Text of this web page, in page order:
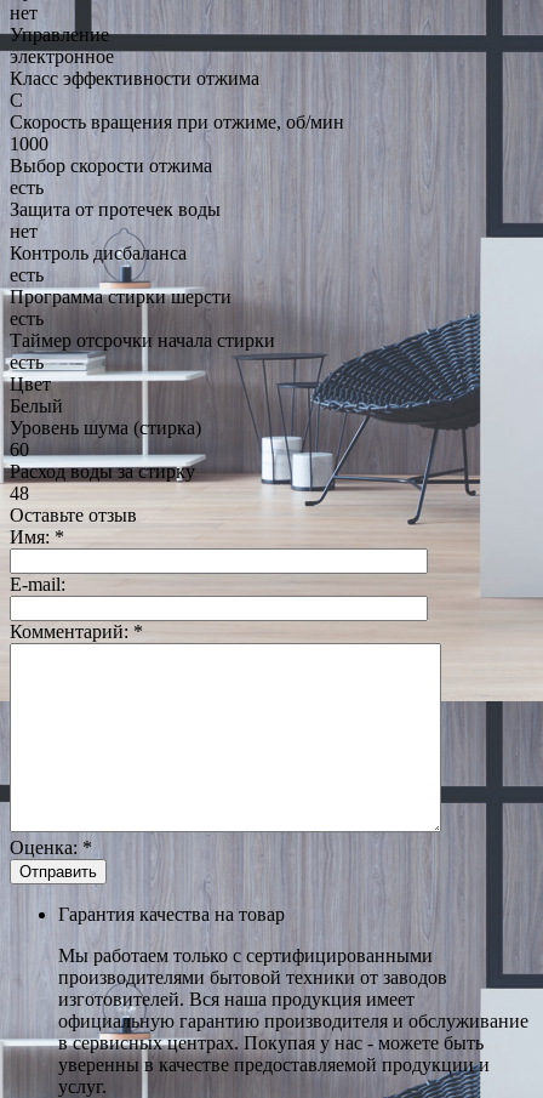
нет
Управление
электронное
Класс эффективности отжима
C
Скорость вращения при отжиме, об/мин
1000
Выбор скорости отжима
есть
Защита от протечек воды
нет
Контроль дисбаланса
есть
Программа стирки шерсти
есть
Таймер отсрочки начала стирки
есть
Цвет
Белый
Уровень шума (стирка)
60
Расход воды за стирку
48
Оставьте отзыв
Имя: *
E-mail:
Комментарий: *
Оценка: *
Гарантия качества на товар
Мы работаем только с сертифицированными
производителями бытовой техники от заводов
изготовителей. Вся наша продукция имеет
официальную гарантию производителя и обслуживание
в сервисных центрах. Покупая у нас - можете быть
уверенны в качестве предоставляемой продукции и
услуг.